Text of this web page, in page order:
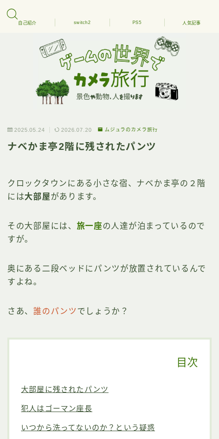
自己紹介 switch2 PS5 人気記事
2025.05.24 2026.07.20 ムジュラのカメラ旅行
ナベかま亭2階に残されたパンツ
クロックタウンにある小さな宿、ナベかま亭の２階
には大部屋があります。
その大部屋には、 旅一座の人達が泊まっているので
すが。
奥にある二段ベッドにパンツが放置されているんで
すよね。
さあ、誰のパンツ でしょうか？
目次
大部屋に残されたパンツ
犯人はゴーマン座長
いつから洗ってないのか？という疑惑